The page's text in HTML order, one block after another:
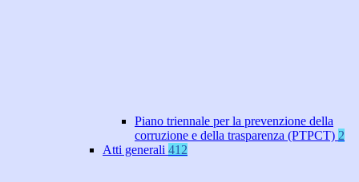
Piano triennale per la prevenzione della
corruzione e della trasparenza (PTPCT) 2
Atti generali 412